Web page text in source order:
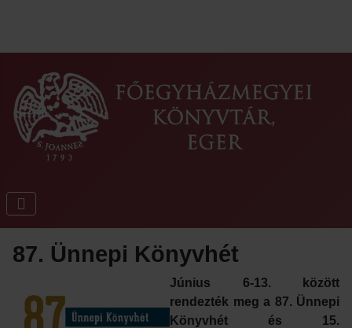
87. Ünnepi Könyvhét
Június 6-13. között
rendezték meg a 87. Ünnepi
Könyvhét és 15.